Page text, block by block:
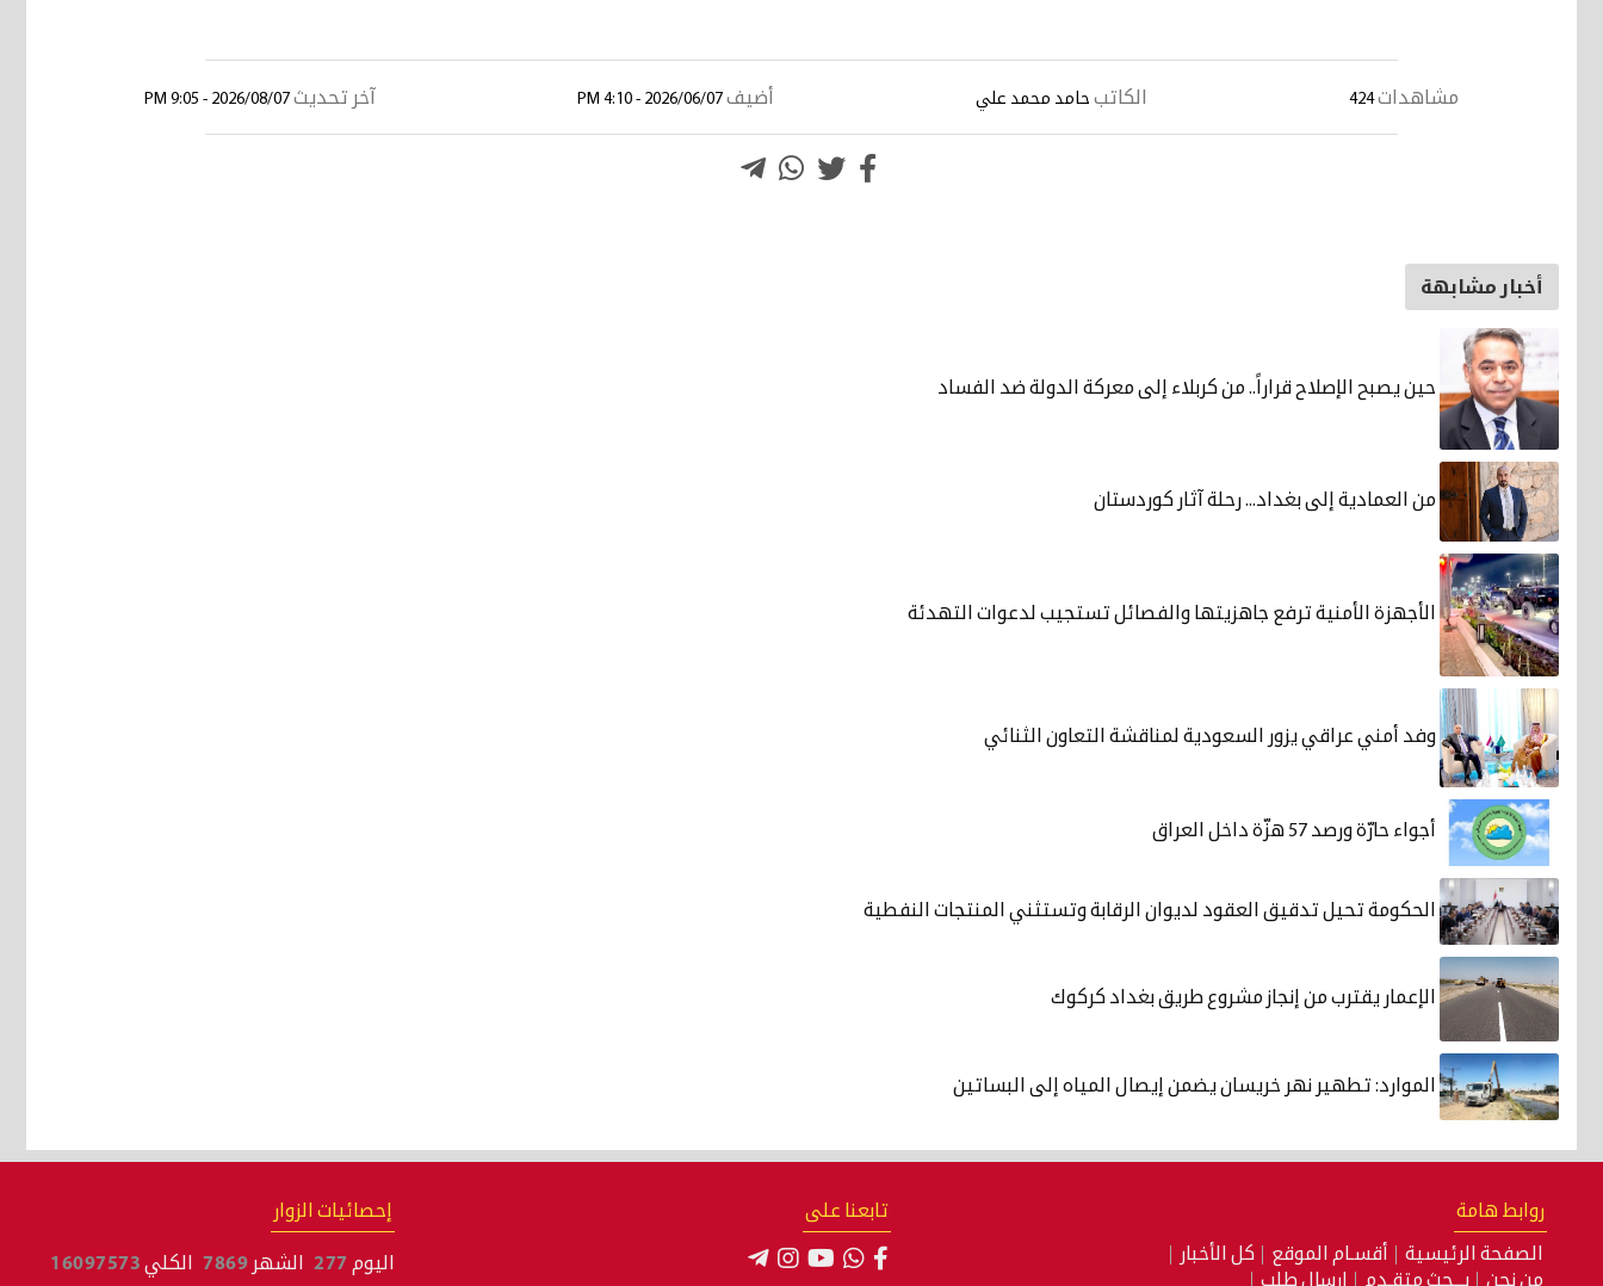
مشاهدات 424 الكاتب حامد محمد علي أضيف 2026/06/07 - 4:10 PM آخر تحديث 2026/08/07 - 9:05 PM
أخبار مشابهة
حين يصبح الإصلاح قراراً.. من كربلاء إلى معركة الدولة ضد الفساد
من العمادية إلى بغداد... رحلة آثار كوردستان
الأجهزة الأمنية ترفع جاهزيتها والفصائل تستجيب لدعوات التهدئة
وفد أمني عراقي يزور السعودية لمناقشة التعاون الثنائي
أجواء حارّة ورصد 57 هزّة داخل العراق
الحكومة تحيل تدقيق العقود لديوان الرقابة وتستثني المنتجات النفطية
الإعمار يقترب من إنجاز مشروع طريق بغداد كركوك
الموارد: تطهير نهر خريسان يضمن إيصال المياه إلى البساتين
روابط هامة
الصفحة الرئيسية أقسـام الموقع
كل الأخبار
من نحن
بـــحث متقـدم إرسال طلب
تابعنا على إحصائيات الزوار
اليوم 277 الشهر 7869 الكلي 16097573